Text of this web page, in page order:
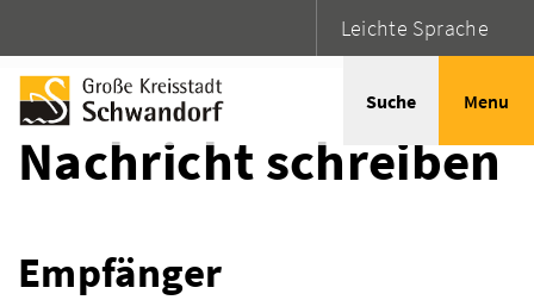
Leichte Sprache
Suche Menu
Nachricht schreiben
Empfänger